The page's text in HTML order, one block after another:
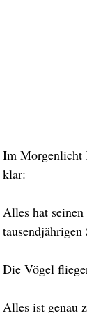
Im Morgenlicht
klar:
Alles hat
tausendjährigen
Die Vögel
Alles ist genau